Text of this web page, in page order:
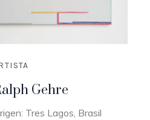
Gehre
Tres Lagos, Brasil